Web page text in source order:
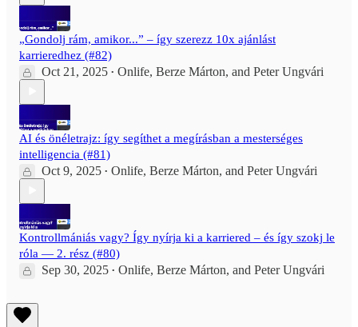
„Gondolj rám, amikor...” – így szerezz 10x ajánlást
karrieredhez (#82)
Oct 21, 2025 • Onlife, Berze Márton, and Peter Ungvári
AI és önéletrajz: így segíthet a megírásban a mesterséges
intelligencia (#81)
Oct 9, 2025 • Onlife, Berze Márton, and Peter Ungvári
Kontrollmániás vagy? Így nyírja ki a karriered – és így szokj le
róla — 2. rész (#80)
Sep 30, 2025 • Onlife, Berze Márton, and Peter Ungvári